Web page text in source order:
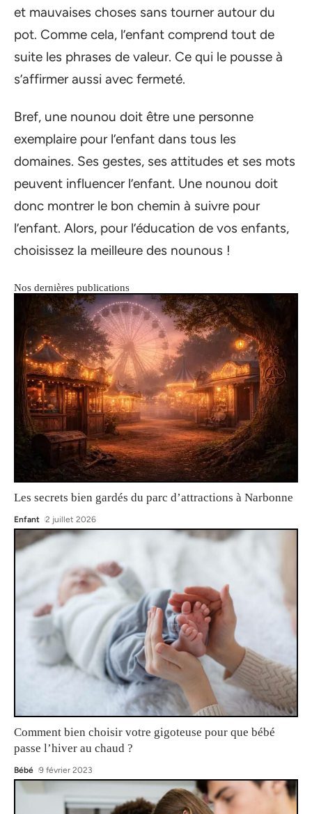
et mauvaises choses sans tourner autour du
pot. Comme cela, l’enfant comprend tout de
suite les phrases de valeur. Ce qui le pousse à
s’affirmer aussi avec fermeté.
Bref, une nounou doit être une personne
exemplaire pour l’enfant dans tous les
domaines. Ses gestes, ses attitudes et ses mots
peuvent influencer l’enfant. Une nounou doit
donc montrer le bon chemin à suivre pour
l’enfant. Alors, pour l’éducation de vos enfants,
choisissez la meilleure des nounous !
Nos dernières publications
Les secrets bien gardés du parc d’attractions à Narbonne
Enfant 2 juillet 2026
Comment bien choisir votre gigoteuse pour que bébé
passe l’hiver au chaud ?
Bébé 9 février 2023